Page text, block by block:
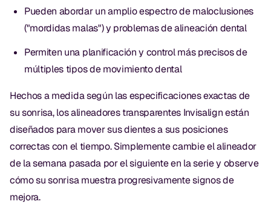
Radiografía Digital
Invisalign
Ortodoncia
DOCTORES
Dr. Douglas Ness
Dr. Jared Gibbons
Pueden abordar un amplio espectro de maloclusiones
("mordidas malas") y problemas de alineación dental
Permiten una planificación y control más precisos de
múltiples tipos de movimiento dental
Hechos a medida según las especificaciones exactas de
su sonrisa, los alineadores transparentes Invisalign están
diseñados para mover sus dientes a sus posiciones
correctas con el tiempo. Simplemente cambie el alineador
de la semana pasada por el siguiente en la serie y observe
cómo su sonrisa muestra progresivamente signos de
mejora.